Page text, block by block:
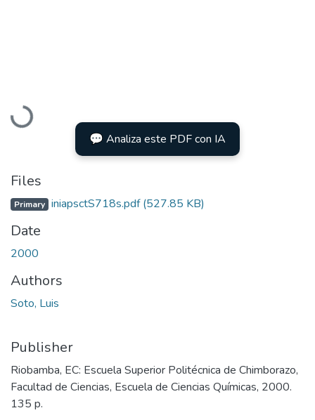
Loading...
💬 Analiza este PDF con IA
Files
Primary iniapsctS718s.pdf(527.85 KB)
Date
2000
Authors
Soto, Luis
Publisher
Riobamba, EC: Escuela Superior Politécnica de Chimborazo,
Facultad de Ciencias, Escuela de Ciencias Químicas, 2000.
135 p.